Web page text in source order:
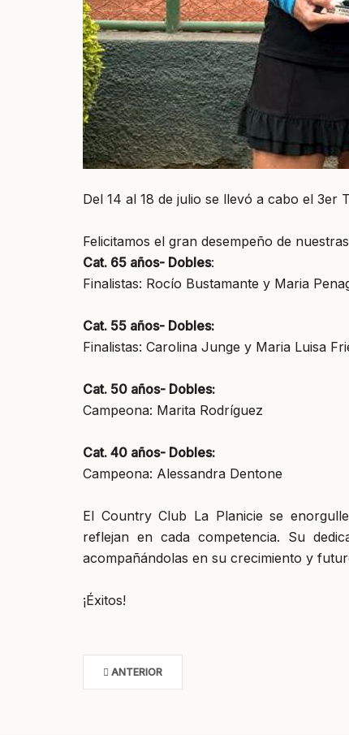
Del 14 al 18 de julio se llevó a cabo el
Felicitamos el gran desempeño de
Cat. 65 años- Dobles:
Finalistas: Rocío Bustamante y Maria
Cat. 55 años- Dobles:
Finalistas: Carolina Junge y Maria Luisa
Cat. 50 años- Dobles:
Campeona: Marita Rodríguez
Cat. 40 años- Dobles:
Campeona: Alessandra Dentone
El Country Club La Planicie se
reflejan en cada competencia. Su
acompañándolas en su crecimiento y
¡Éxitos!
ANTERIOR